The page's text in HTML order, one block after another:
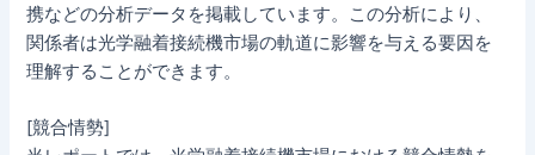
携などの分析データを掲載しています。この分析により、
関係者は光学融着接続機市場の軌道に影響を与える要因を
理解することができます。
[競合情勢]